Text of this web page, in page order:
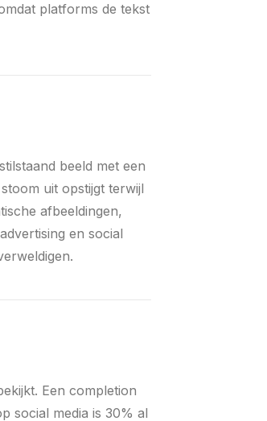
platforms de tekst
beeld met een
uit opstijgt terwijl
afbeeldingen,
en social
Een completion
social media is 30% al